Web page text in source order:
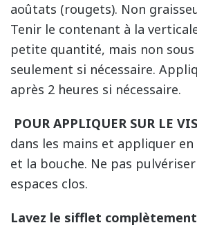
aoûtats (rougets). Non
Tenir le contenant à la
petite quantité, mais non
seulement si nécessaire.
après 2 heures si nécessaire.
POUR APPLIQUER SUR LE
dans les mains et appliquer
et la bouche. Ne pas
espaces clos.
Lavez le sifflet